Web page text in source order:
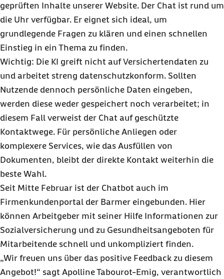
geprüften Inhalte unserer Website. Der Chat ist rund um
die Uhr verfügbar. Er eignet sich ideal, um
grundlegende Fragen zu klären und einen schnellen
Einstieg in ein Thema zu finden.
Wichtig: Die KI greift nicht auf Versichertendaten zu
und arbeitet streng datenschutzkonform. Sollten
Nutzende dennoch persönliche Daten eingeben,
werden diese weder gespeichert noch verarbeitet; in
diesem Fall verweist der Chat auf geschützte
Kontaktwege. Für persönliche Anliegen oder
komplexere Services, wie das Ausfüllen von
Dokumenten, bleibt der direkte Kontakt weiterhin die
beste Wahl.
Seit Mitte Februar ist der Chatbot auch im
Firmenkundenportal der Barmer eingebunden. Hier
können Arbeitgeber mit seiner Hilfe Informationen zur
Sozialversicherung und zu Gesundheitsangeboten für
Mitarbeitende schnell und unkompliziert finden.
„Wir freuen uns über das positive Feedback zu diesem
Angebot!“ sagt Apolline Tabourot-Emig, verantwortlich